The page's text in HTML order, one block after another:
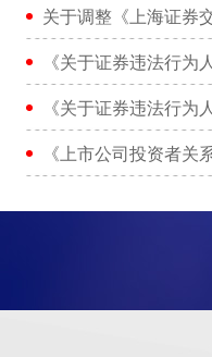
关于调整《上海证券
《关于证券违法行
《关于证券违法行
《上市公司投资者关